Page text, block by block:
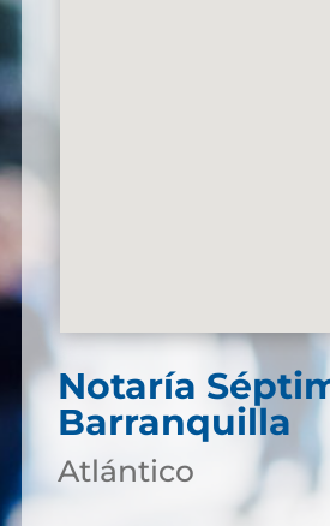
Notaría
Barranquilla
Atlántico